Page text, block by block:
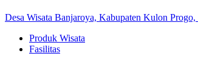
Desa Wisata Banjaroya, Kabupaten Kulon
Produk Wisata
Fasilitas